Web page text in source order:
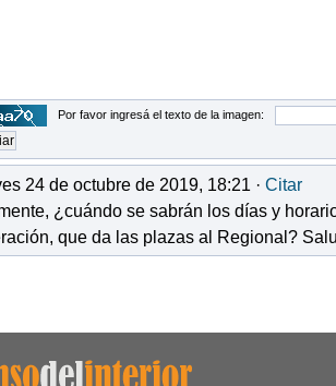
Por favor ingresá el texto de la imagen:
24 de octubre de 2019, 18:21 · Citar
¿cuándo se sabrán los días y
que da las plazas al Regional?